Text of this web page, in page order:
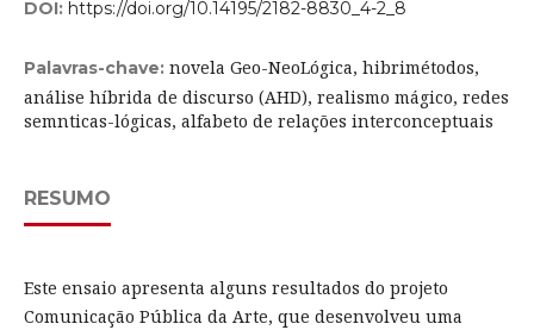
DOI: https://doi.org/10.14195/2182-8830_4-2_8
Palavras-chave: novela Geo-NeoLógica, hibrimétodos,
análise híbrida de discurso (AHD), realismo mágico, redes
semnticas-lógicas, alfabeto de relações interconceptuais
RESUMO
Este ensaio apresenta alguns resultados do projeto
Comunicação Pública da Arte, que desenvolveu uma